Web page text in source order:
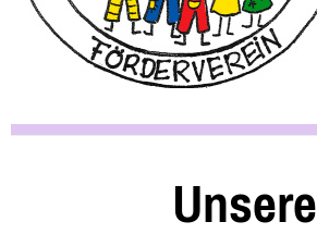
Unsere